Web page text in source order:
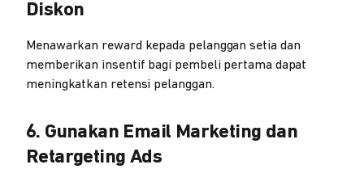
Diskon
Menawarkan reward kepada pelanggan setia dan
memberikan insentif bagi pembeli pertama dapat
meningkatkan retensi pelanggan.
6. Gunakan Email Marketing dan
Retargeting Ads